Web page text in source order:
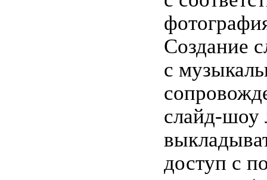
Создание
с
слайд-шоу
доступ с